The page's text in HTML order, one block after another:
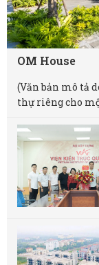
OM House
(Văn bản mô tả
thự riêng cho